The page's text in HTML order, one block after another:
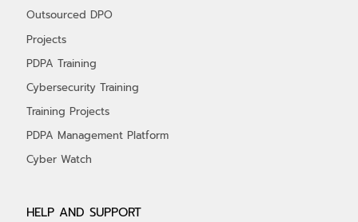
Outsourced DPO
Projects
PDPA Training
Cybersecurity Training
Training Projects
PDPA Management Platform
Cyber Watch
HELP AND SUPPORT